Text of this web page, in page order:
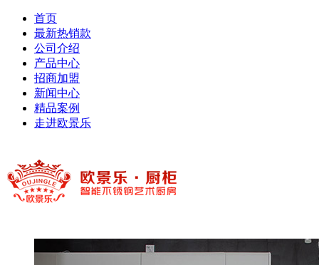
首页
最新热销款
公司介绍
产品中心
招商加盟
新闻中心
精品案例
走进欧景乐